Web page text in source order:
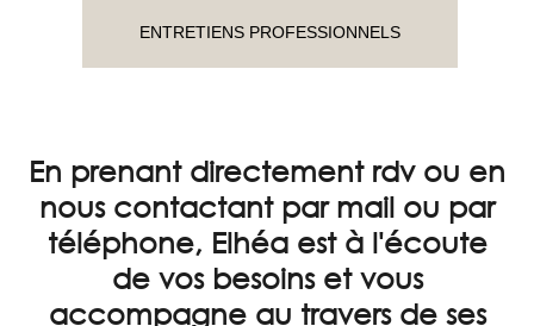
ENTRETIENS PROFESSIONNELS
En prenant directement rdv ou en
nous contactant par mail ou par
téléphone, Elhéa est à l'écoute
de vos besoins et vous
accompagne au travers de ses